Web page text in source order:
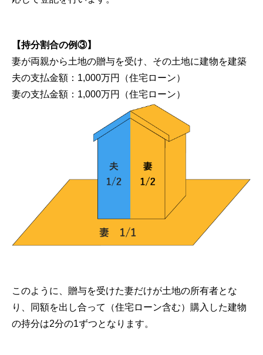
【持分割合の例③】
妻が両親から土地の贈与を受け、その土地に建物を建築
夫の支払金額：1,000万円（住宅ローン）
妻の支払金額：1,000万円（住宅ローン）
このように、贈与を受けた妻だけが土地の所有者とな
り、同額を出し合って（住宅ローン含む）購入した建物
の持分は2分の1ずつとなります。